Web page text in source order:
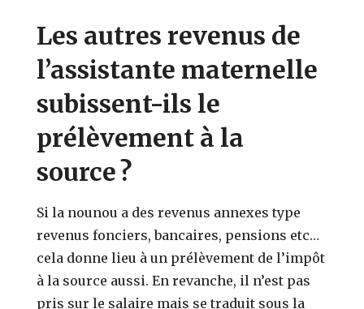
Les autres revenus de
l’assistante maternelle
subissent-ils le
prélèvement à la
source ?
Si la nounou a des revenus annexes type
revenus fonciers, bancaires, pensions etc…
cela donne lieu à un prélèvement de l’impôt
à la source aussi. En revanche, il n’est pas
pris sur le salaire mais se traduit sous la